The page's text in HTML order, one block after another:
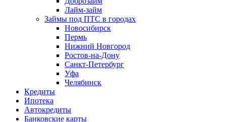
Лайм-займ
Займы под ПТС в городах
Новосибирск
Пермь
Нижний Новгород
Ростов-на-Дону
Санкт-Петербург
Уфа
Челябинск
Кредиты
Ипотека
Автокредиты
Банковские карты